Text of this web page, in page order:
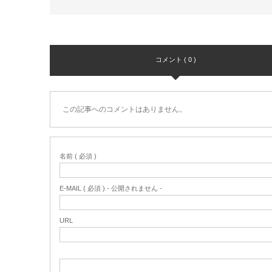
コメント ( 0 )
この記事へのコメントはありません。
名前 ( 必須 )
E-MAIL ( 必須 ) - 公開されません -
URL